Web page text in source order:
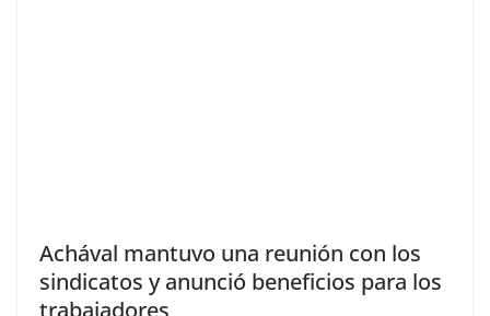
Achával mantuvo una reunión con los
sindicatos y anunció beneficios para los
trabajadores